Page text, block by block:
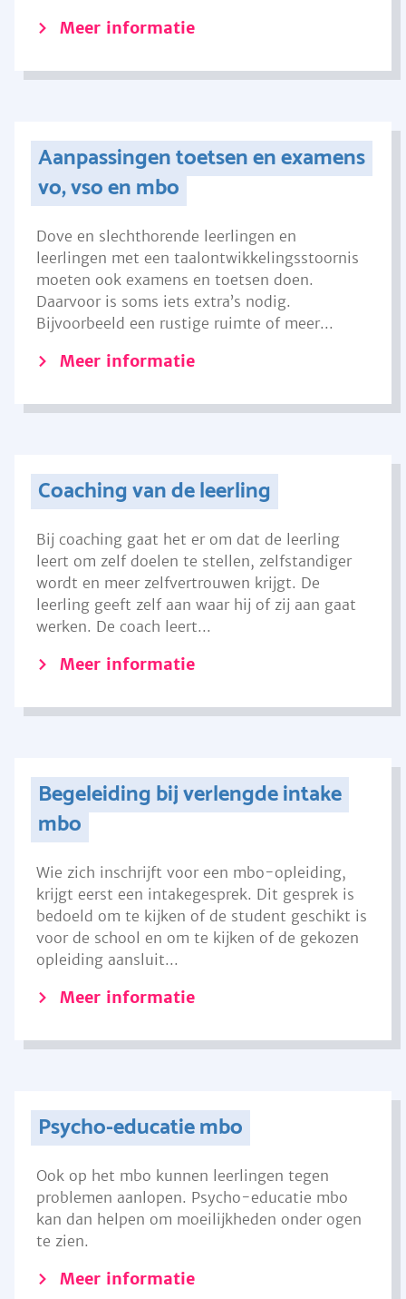
Meer informatie
Aanpassingen toetsen en examens
vo, vso en mbo
Dove en slechthorende leerlingen en
leerlingen met een taalontwikkelingsstoornis
moeten ook examens en toetsen doen.
Daarvoor is soms iets extra’s nodig.
Bijvoorbeeld een rustige ruimte of meer...
Meer informatie
Coaching van de leerling
Bij coaching gaat het er om dat de leerling
leert om zelf doelen te stellen, zelfstandiger
wordt en meer zelfvertrouwen krijgt. De
leerling geeft zelf aan waar hij of zij aan gaat
werken. De coach leert...
Meer informatie
Begeleiding bij verlengde intake
mbo
Wie zich inschrijft voor een mbo-opleiding,
krijgt eerst een intakegesprek. Dit gesprek is
bedoeld om te kijken of de student geschikt is
voor de school en om te kijken of de gekozen
opleiding aansluit...
Meer informatie
Psycho-educatie mbo
Ook op het mbo kunnen leerlingen tegen
problemen aanlopen. Psycho-educatie mbo
kan dan helpen om moeilijkheden onder ogen
te zien.
Meer informatie